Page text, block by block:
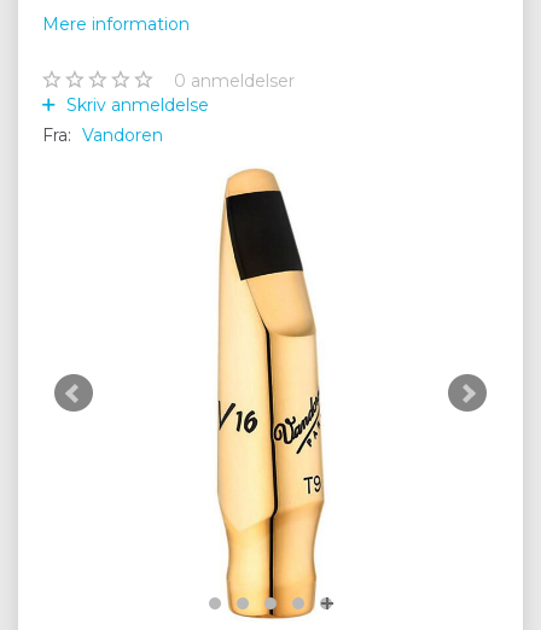
Mere information
0 anmeldelser
Skriv anmeldelse
Fra: Vandoren